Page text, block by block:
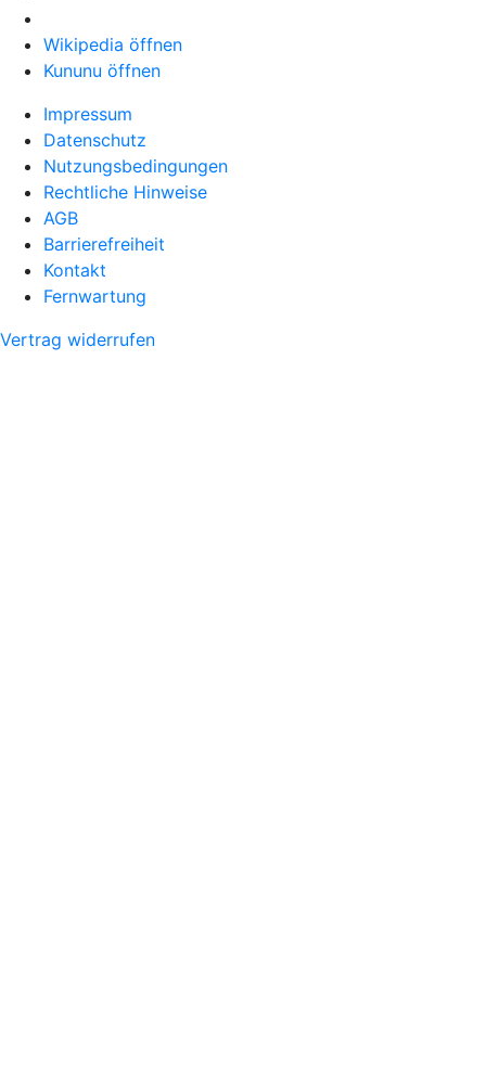
Wikipedia öffnen
Kununu öffnen
Impressum
Datenschutz
Nutzungsbedingungen
Rechtliche Hinweise
AGB
Barrierefreiheit
Kontakt
Fernwartung
Vertrag widerrufen